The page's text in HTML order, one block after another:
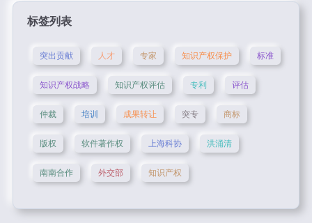
标签列表
突出贡献 人才 专家 知识产权保护 标准
知识产权战略 知识产权评估 专利 评估
仲裁 培训 成果转让 突专 商标
版权 软件著作权 上海科协 洪涌清
南南合作 外交部 知识产权